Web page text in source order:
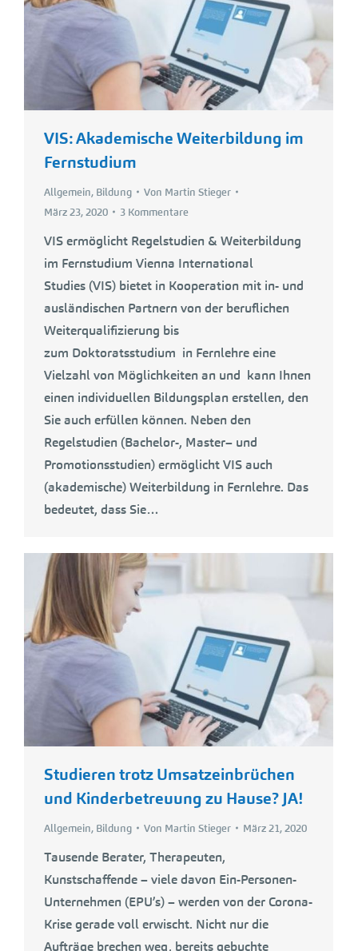
VIS: Akademische Weiterbildung im
Fernstudium
Allgemein, Bildung Von Martin Stieger
März 23, 2020
3 Kommentare
VIS ermöglicht Regelstudien & Weiterbildung
im Fernstudium Vienna International
Studies (VIS) bietet in Kooperation mit in- und
ausländischen Partnern von der beruflichen
Weiterqualifizierung bis
zum Doktoratsstudium in Fernlehre eine
Vielzahl von Möglichkeiten an und kann Ihnen
einen individuellen Bildungsplan erstellen, den
Sie auch erfüllen können. Neben den
Regelstudien (Bachelor-, Master– und
Promotionsstudien) ermöglicht VIS auch
(akademische) Weiterbildung in Fernlehre. Das
bedeutet, dass Sie…
Studieren trotz Umsatzeinbrüchen
und Kinderbetreuung zu Hause? JA!
Allgemein, Bildung Von Martin Stieger März 21, 2020
Tausende Berater, Therapeuten,
Kunstschaffende – viele davon Ein-Personen-
Unternehmen (EPU’s) – werden von der Corona-
Krise gerade voll erwischt. Nicht nur die
Aufträge brechen weg, bereits gebuchte